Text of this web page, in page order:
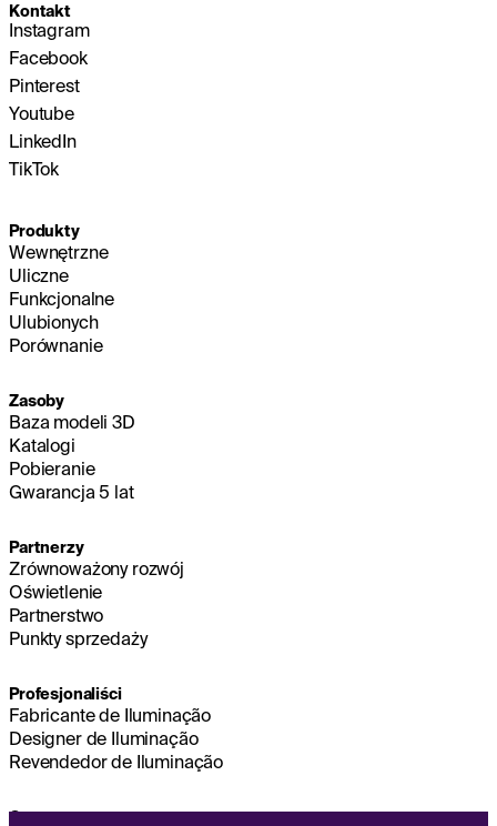
Kontakt
Instagram
Facebook
Pinterest
Youtube
LinkedIn
TikTok
Produkty
Wewnętrzne
Uliczne
Funkcjonalne
Ulubionych
Porównanie
Zasoby
Baza modeli 3D
Katalogi
Pobieranie
Gwarancja 5 lat
Partnerzy
Zrównoważony rozwój
Oświetlenie
Partnerstwo
Punkty sprzedaży
Profesjonaliści
Fabricante de Iluminação
Designer de Iluminação
Revendedor de Iluminação
O nas